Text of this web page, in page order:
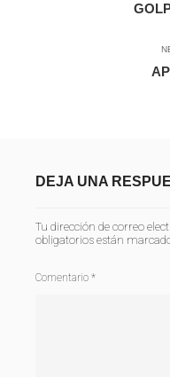
DEJA UNA
Tu dirección de correo
obligatorios están
Comentario *